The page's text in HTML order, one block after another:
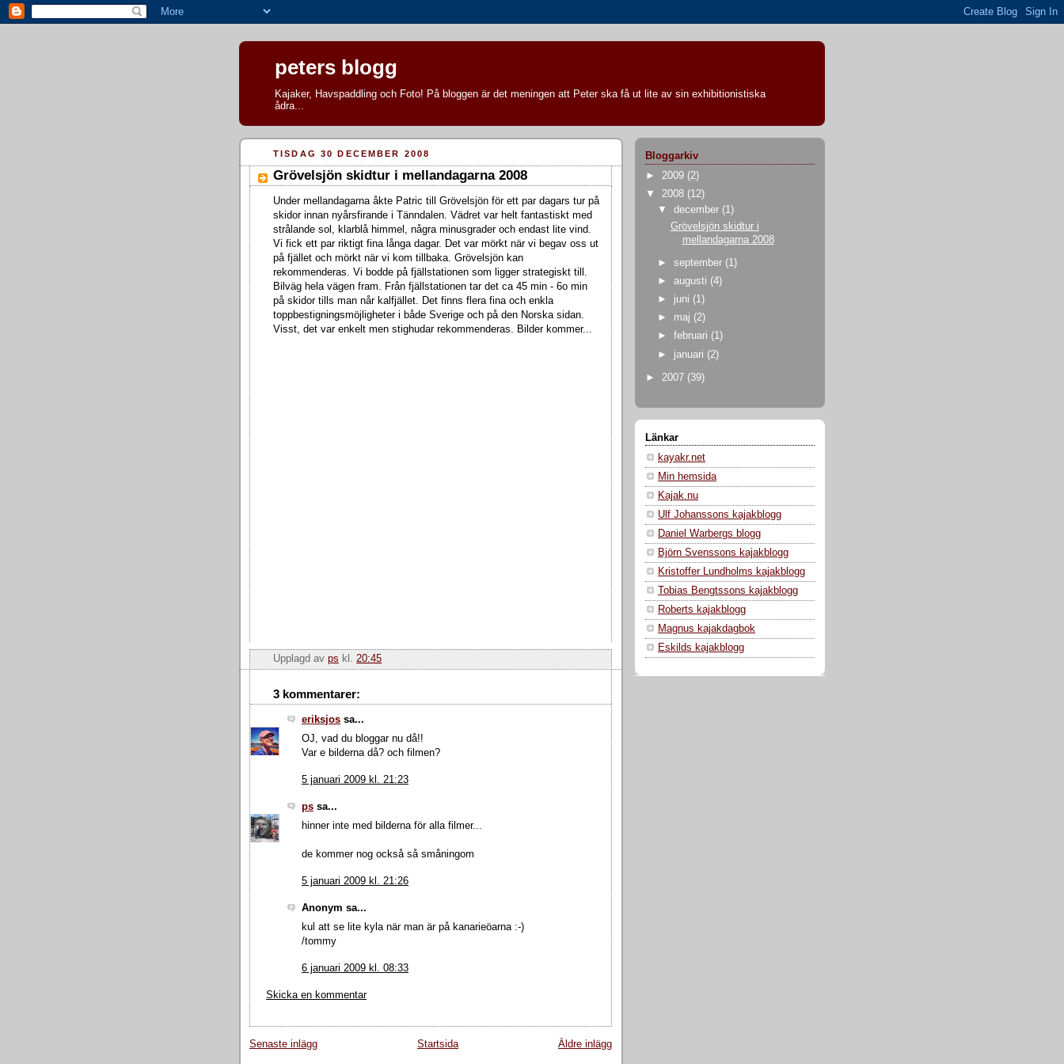
peters blogg
Kajaker, Havspaddling och Foto! På bloggen är det meningen att Peter ska få ut lite av sin exhibitionistiska
ådra...
TISDAG 30 DECEMBER 2008
Grövelsjön skidtur i mellandagarna 2008
Under mellandagarna åkte Patric till Grövelsjön för ett par dagars tur på
skidor innan nyårsfirande i Tänndalen. Vädret var helt fantastiskt med
strålande sol, klarblå himmel, några minusgrader och endast lite vind.
Vi fick ett par riktigt fina långa dagar. Det var mörkt när vi begav oss ut
på fjället och mörkt när vi kom tillbaka. Grövelsjön kan
rekommenderas. Vi bodde på fjällstationen som ligger strategiskt till.
Bilväg hela vägen fram. Från fjällstationen tar det ca 45 min - 6o min
på skidor tills man når kalfjället. Det finns flera fina och enkla
toppbestigningsmöjligheter i både Sverige och på den Norska sidan.
Visst, det var enkelt men stighudar rekommenderas. Bilder kommer...
Upplagd av ps kl. 20:45
3 kommentarer:
eriksjos sa...
OJ, vad du bloggar nu då!!
Var e bilderna då? och filmen?
5 januari 2009 kl. 21:23
ps sa...
hinner inte med bilderna för alla filmer...
de kommer nog också så småningom
5 januari 2009 kl. 21:26
Anonym sa...
kul att se lite kyla när man är på kanarieöarna :-)
/tommy
6 januari 2009 kl. 08:33
Skicka en kommentar
Senaste inlägg Äldre inlägg
Startsida
Bloggarkiv
► 2009 (2)
▼ 2008 (12)
▼december (1)
Grövelsjön skidtur i
mellandagarna 2008
►september (1)
►augusti (4)
► juni (1)
► maj (2)
►februari (1)
► januari (2)
► 2007 (39)
Länkar
kayakr.net
Min hemsida
Kajak.nu
Ulf Johanssons kajakblogg
Daniel Warbergs blogg
Björn Svenssons kajakblogg
Kristoffer Lundholms kajakblogg
Tobias Bengtssons kajakblogg
Roberts kajakblogg
Magnus kajakdagbok
Eskilds kajakblogg